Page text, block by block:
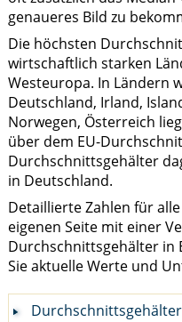
genaueres Bild zu
Die höchsten
wirtschaftlich starken
Westeuropa. In Ländern
Deutschland, Irland,
Norwegen, Österreich
über dem EU-
Durchschnittsgehälter
in Deutschland.
Detaillierte Zahlen für
eigenen Seite mit einer
Durchschnittsgehälter in
Sie aktuelle Werte und